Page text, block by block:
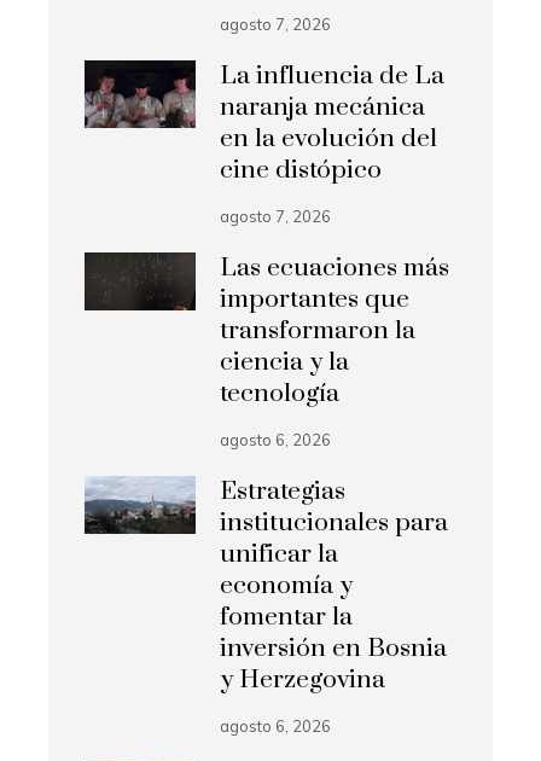
agosto 7, 2026
La influencia de La
naranja mecánica
en la evolución del
cine distópico
agosto 7, 2026
Las ecuaciones más
importantes que
transformaron la
ciencia y la
tecnología
agosto 6, 2026
Estrategias
institucionales para
unificar la
economía y
fomentar la
inversión en Bosnia
y Herzegovina
agosto 6, 2026